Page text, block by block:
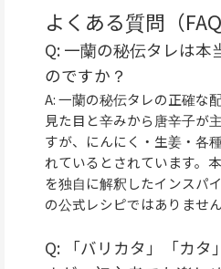
よくある質問（FAQ
Q: 一蘭の秘伝タレは本
のですか？
A: 一蘭の秘伝タレの正確な
見た目と辛みから唐辛子が
すが、にんにく・生姜・各
れているとされています。
を独自に解釈したインスパ
の公式レシピではありません
Q: 「バリカタ」「カタ